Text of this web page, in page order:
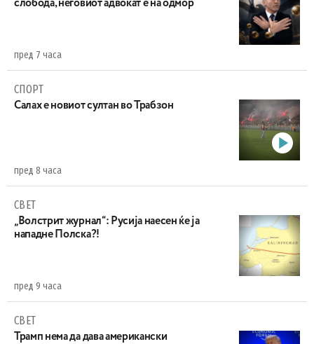
слобода, неговиот адвокат е на одмор
пред 7 часа
СПОРТ
Салах е новиот султан во Трабзон
пред 8 часа
СВЕТ
„Волстрит журнал“: Русија наесен ќе ја
нападне Полска?!
пред 9 часа
СВЕТ
Трамп нема да дава американски